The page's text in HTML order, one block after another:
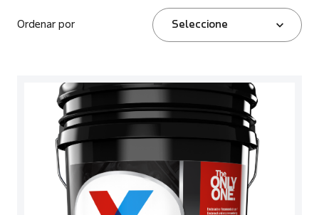
Ordenar por Seleccione